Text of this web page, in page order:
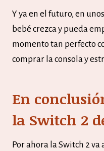
Y ya en el futuro, en
bebé crezca y pueda
momento tan perfecto
comprar la consola y
En
la Switch 2
Por ahora la Switch 2